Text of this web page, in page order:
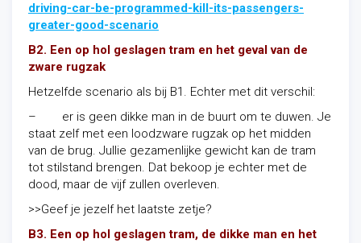
driving-car-be-programmed-kill-its-passengers-
greater-good-scenario
B2. Een op hol geslagen tram en het geval van de
zware rugzak
Hetzelfde scenario als bij B1. Echter met dit verschil:
– er is geen dikke man in de buurt om te duwen. Je
staat zelf met een loodzware rugzak op het midden
van de brug. Jullie gezamenlijke gewicht kan de tram
tot stilstand brengen. Dat bekoop je echter met de
dood, maar de vijf zullen overleven.
>>Geef je jezelf het laatste zetje?
B3. Een op hol geslagen tram, de dikke man en het